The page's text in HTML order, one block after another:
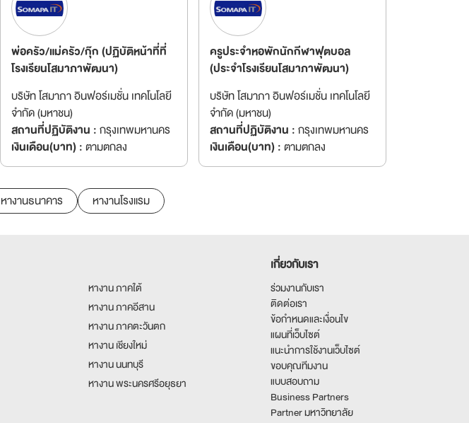
พ่อครัว/แม่ครัว/กุ๊ก (ปฏิบัติหน้าที่ที่
โรงเรียนโสมาภาพัฒนา)
บริษัท โสมาภา อินฟอร์เมชั่น เทคโนโลยี
จำกัด (มหาชน)
สถานที่ปฏิบัติงาน :กรุงเทพมหานคร
เงินเดือน(บาท) :ตามตกลง
ครูประจำหอพักนักกีฬาฟุตบอล
(ประจำโรงเรียนโสมาภาพัฒนา)
บริษัท โสมาภา อินฟอร์เมชั่น เทคโนโลยี
จำกัด (มหาชน)
สถานที่ปฏิบัติงาน :กรุงเทพมหานคร
เงินเดือน(บาท) :ตามตกลง
หางานธนาคาร หางานโรงแรม
หางาน ภาคใต้
หางาน ภาคอีสาน
หางาน ภาคตะวันตก
หางาน เชียงใหม่
หางาน นนทบุรี
หางาน พระนครศรีอยุธยา
เกี่ยวกับเรา
ร่วมงานกับเรา
ติดต่อเรา
ข้อกำหนดและเงื่อนไข
แผนที่เว็บไซต์
แนะนำการใช้งานเว็บไซต์
ขอบคุณทีมงาน
แบบสอบถาม
Business Partners
Partner มหาวิทยาลัย